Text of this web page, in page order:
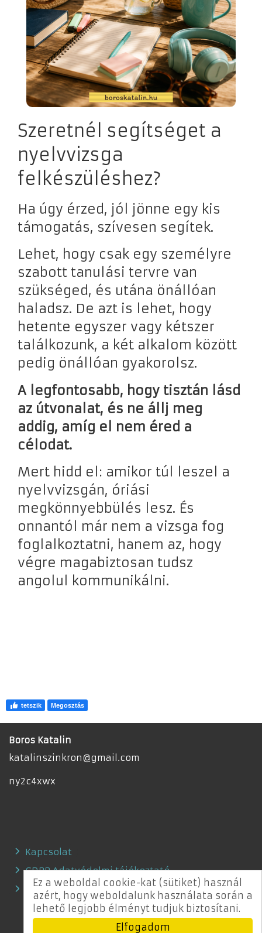
Szeretnél segítséget a
nyelvvizsga
felkészüléshez?
Ha úgy érzed, jól jönne egy kis
támogatás, szívesen segítek.
Lehet, hogy csak egy személyre
szabott tanulási tervre van
szükséged, és utána önállóan
haladsz. De azt is lehet, hogy
hetente egyszer vagy kétszer
találkozunk, a két alkalom között
pedig önállóan gyakorolsz.
A legfontosabb, hogy tisztán lásd
az útvonalat, és ne állj meg
addig, amíg el nem éred a
célodat.
Mert hidd el: amikor túl leszel a
nyelvvizsgán, óriási
megkönnyebbülés lesz. És
onnantól már nem a vizsga fog
foglalkoztatni, hanem az, hogy
végre magabiztosan tudsz
angolul kommunikálni.
tetszik Megosztás
Boros Katalin
katalinszinkron@gmail.com
ny2c4xwx
Kapcsolat
GDPR Adatvédelmi tájékoztató
Adatkezelési nyilatkozat
Ez a weboldal cookie-kat (sütiket) használ
azért, hogy weboldalunk használata során a
lehető legjobb élményt tudjuk biztosítani.
Elfogadom